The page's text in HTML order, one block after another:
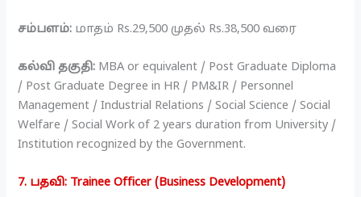
சம்பளம்: மாதம் Rs.29,500 முதல் Rs.38,500 வரை
கல்வி தகுதி: MBA or equivalent / Post Graduate Diploma
/ Post Graduate Degree in HR / PM&IR / Personnel
Management / Industrial Relations / Social Science / Social
Welfare / Social Work of 2 years duration from University /
Institution recognized by the Government.
7. பதவி: Trainee Officer (Business Development)